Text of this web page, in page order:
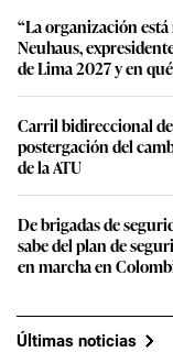
“La organización
Neuhaus,
de Lima 2027 y en
Carril bidireccional
postergación del
de la ATU
De brigadas de
sabe del plan de
en marcha en
Últimas noticias